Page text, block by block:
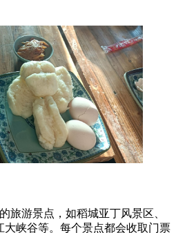
旅游景点，如稻城亚丁风景区、
峡谷等。每个景点都会收取门票